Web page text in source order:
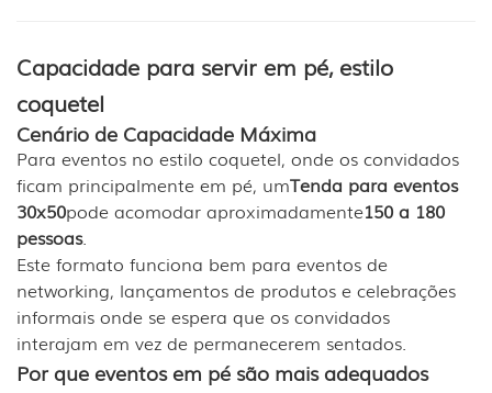
Capacidade para servir em pé, estilo
coquetel
Cenário de Capacidade Máxima
Para eventos no estilo coquetel, onde os convidados
ficam principalmente em pé, umTenda para eventos
30x50pode acomodar aproximadamente150 a 180
pessoas.
Este formato funciona bem para eventos de
networking, lançamentos de produtos e celebrações
informais onde se espera que os convidados
interajam em vez de permanecerem sentados.
Por que eventos em pé são mais adequados